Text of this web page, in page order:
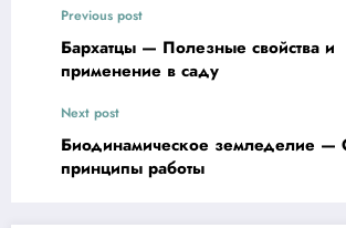
Previous post
Бархатцы — Полезные свойства и
применение в саду
Next post
Биодинамическое земледелие —
принципы работы